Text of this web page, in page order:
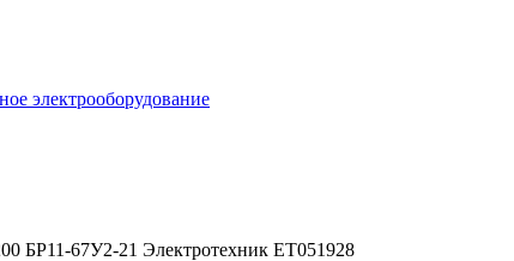
электрооборудование
БР11-67У2-21 Электротехник ET051928